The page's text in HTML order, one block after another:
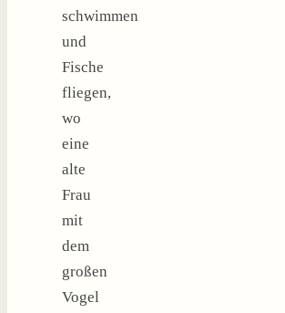
schwimmen
und
Fische
fliegen,
wo
eine
alte
Frau
mit
dem
großen
Vogel